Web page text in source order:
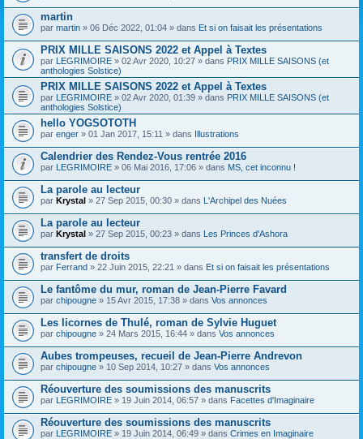
martin
par martin » 06 Déc 2022, 01:04 » dans Et si on faisait les présentations
PRIX MILLE SAISONS 2022 et Appel à Textes
par LEGRIMOIRE » 02 Avr 2020, 10:27 » dans PRIX MILLE SAISONS (et
anthologies Solstice)
PRIX MILLE SAISONS 2022 et Appel à Textes
par LEGRIMOIRE » 02 Avr 2020, 01:39 » dans PRIX MILLE SAISONS (et
anthologies Solstice)
hello YOGSOTOTH
par enger » 01 Jan 2017, 15:11 » dans Illustrations
Calendrier des Rendez-Vous rentrée 2016
par LEGRIMOIRE » 06 Mai 2016, 17:06 » dans MS, cet inconnu !
La parole au lecteur
par Krystal » 27 Sep 2015, 00:30 » dans L'Archipel des Nuées
La parole au lecteur
par Krystal » 27 Sep 2015, 00:23 » dans Les Princes d'Ashora
transfert de droits
par Ferrand » 22 Juin 2015, 22:21 » dans Et si on faisait les présentations
Le fantôme du mur, roman de Jean-Pierre Favard
par chipougne » 15 Avr 2015, 17:38 » dans Vos annonces
Les licornes de Thulé, roman de Sylvie Huguet
par chipougne » 24 Mars 2015, 16:44 » dans Vos annonces
Aubes trompeuses, recueil de Jean-Pierre Andrevon
par chipougne » 10 Sep 2014, 10:27 » dans Vos annonces
Réouverture des soumissions des manuscrits
par LEGRIMOIRE » 19 Juin 2014, 06:57 » dans Facettes d'Imaginaire
Réouverture des soumissions des manuscrits
par LEGRIMOIRE » 19 Juin 2014, 06:49 » dans Crimes en Imaginaire